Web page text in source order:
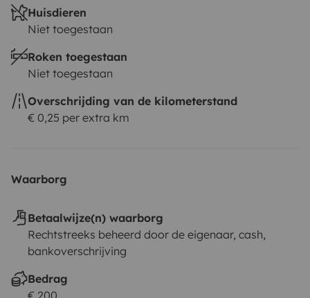
Huisdieren
Niet toegestaan
Roken toegestaan
Niet toegestaan
Overschrijding van de kilometerstand
€ 0,25 per extra km
Waarborg
Betaalwijze(n) waarborg
Rechtstreeks beheerd door de eigenaar, cash,
bankoverschrijving
Bedrag
€ 200